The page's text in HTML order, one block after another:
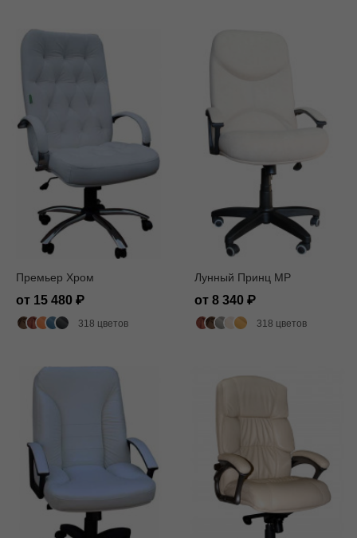
Премьер Хром
от 15 480
318 цветов
Лунный Принц MP
от 8 340
318 цветов